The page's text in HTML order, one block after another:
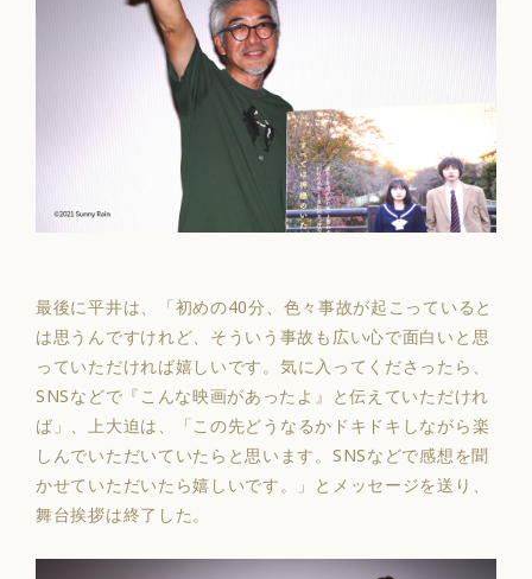
最後に平井は、「初めの40分、色々事故が起こっていると
は思うんですけれど、そういう事故も広い心で面白いと思
っていただければ嬉しいです 。気に入ってくださったら、
SNSなどで『こんな映画があったよ』と伝えていただけれ
ば」、上大迫は、「この先どうなるかドキドキしながら楽
しんでいただいていたらと思います 。SNSなどで感想を聞
かせていただいたら嬉しいです。」とメッセージを送り、
舞台挨拶は終了した。